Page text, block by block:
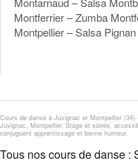
Montferrier – Zumba
Montpellier – Salsa
Cours de danse à Juvignac et Montpellier
Juvignac, Montpellier. Stage et soirée,
conjuguent apprentissage et bonne humeur.
Tous nos cours de danse :